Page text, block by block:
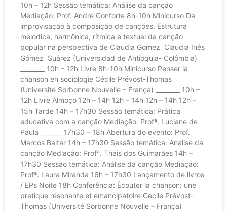
10h – 12h Sessão temática: Análise da canção
Mediação: Prof. André Conforte 8h-10h Minicurso Da
improvisação à composição de canções. Estrutura
melódica, harmônica, rítmica e textual da canção
popular na perspectiva de Claudia Gomez Claudia Inés
Gómez Suárez (Universidad de Antioquia- Colômbia)
________ 10h – 12h Livre 8h-10h Minicurso Penser la
chanson en sociologie Cécile Prévost-Thomas
(Université Sorbonne Nouvelle – França) ________ 10h –
12h Livre Almoço 12h – 14h 12h – 14h 12h – 14h 12h –
15h Tarde 14h – 17h30 Sessão temática: Prática
educativa com a canção Mediação: Profª. Luciane de
Paula _______ 17h30 – 18h Abertura do evento: Prof.
Marcos Baltar 14h – 17h30 Sessão temática: Análise da
canção Mediação: Profª. Thais dos Guimarães 14h –
17h30 Sessão temática: Análise da canção Mediação:
Profª. Laura Miranda 16h – 17h30 Lançamento de livros
/ EPs Noite 18h Conferência: Écouter la chanson: une
pratique résonante et émancipatoire Cécile Prévost-
Thomas (Université Sorbonne Nouvelle – França)